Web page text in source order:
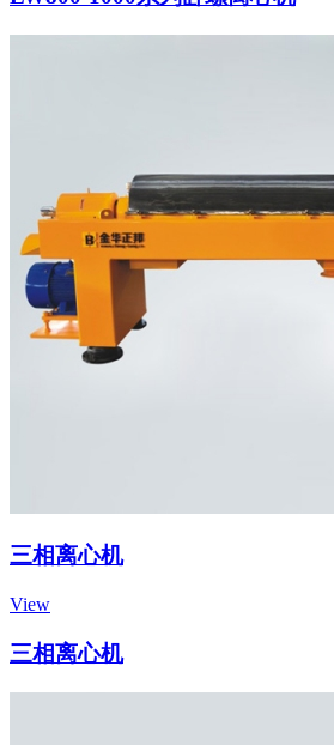
三相离心机
View
三相离心机